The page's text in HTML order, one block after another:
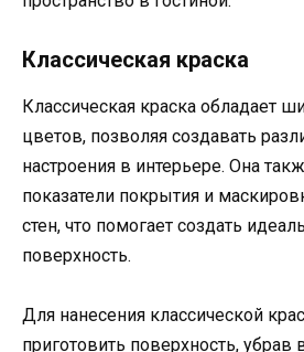
Классическая краска
Классическая краска обладает
цветов, позволяя создавать
настроения в интерьере. Она
показатели покрытия и
стен, что помогает создать
поверхность.
Для нанесения классической
приготовить поверхность, убрав